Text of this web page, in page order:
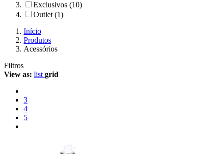
Exclusivos (10)
Outlet (1)
Início
Produtos
Acessórios
Filtros
View as: list grid
3
4
5